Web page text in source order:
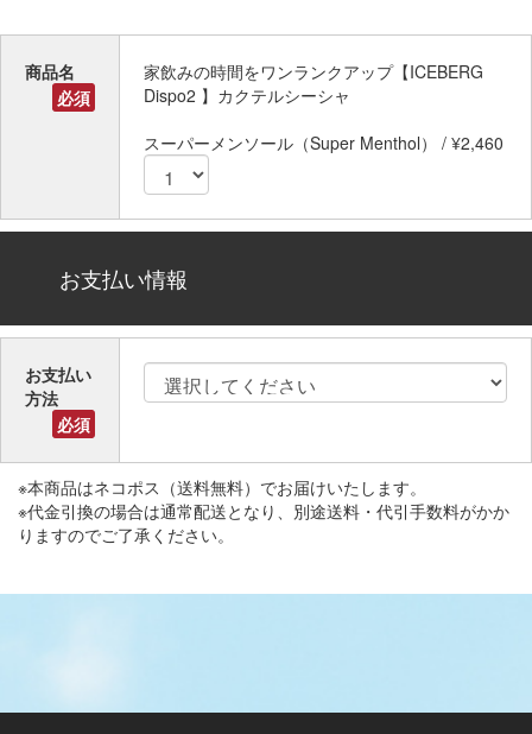
商品名
必須
家飲みの時間をワンランクアップ【ICEBERG
Dispo2 】カクテルシーシャ
スーパーメンソール（Super Menthol） / ¥2,460
お支払い情報
お支払い
方法
必須
※本商品はネコポス（送料無料）でお届けいたします。
※代金引換の場合は通常配送となり、別途送料・代引手数料がかか
りますのでご了承ください。